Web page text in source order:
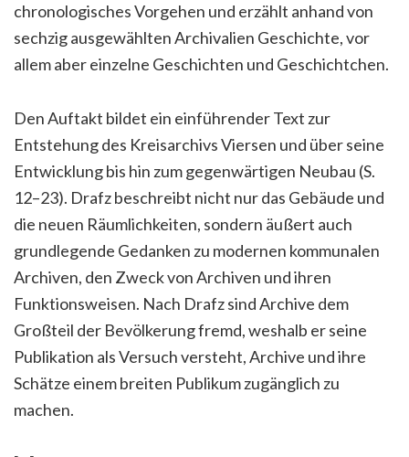
chronologisches Vorgehen und erzählt anhand von
sechzig ausgewählten Archivalien Geschichte, vor
allem aber einzelne Geschichten und Geschichtchen.
Den Auftakt bildet ein einführender Text zur
Entstehung des Kreisarchivs Viersen und über seine
Entwicklung bis hin zum gegenwärtigen Neubau (S.
12–23). Drafz beschreibt nicht nur das Gebäude und
die neuen Räumlichkeiten, sondern äußert auch
grundlegende Gedanken zu modernen kommunalen
Archiven, den Zweck von Archiven und ihren
Funktionsweisen. Nach Drafz sind Archive dem
Großteil der Bevölkerung fremd, weshalb er seine
Publikation als Versuch versteht, Archive und ihre
Schätze einem breiten Publikum zugänglich zu
machen.